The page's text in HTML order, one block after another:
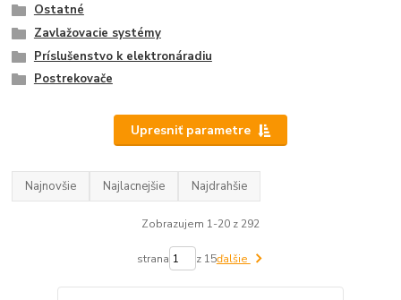
Ostatné
Zavlažovacie systémy
Príslušenstvo k elektronáradiu
Postrekovače
Upresniť parametre
Najnovšie Najlacnejšie Najdrahšie
Zobrazujem 1-20 z 292
strana z 15ďalšie